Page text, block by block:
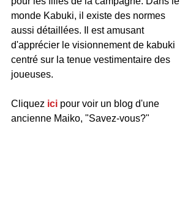
monde Kabuki, il existe des normes
aussi détaillées. Il est amusant
d'apprécier le visionnement de kabuki
centré sur la tenue vestimentaire des
joueuses.
Cliquez ici pour voir un blog d'une
ancienne Maiko, "Savez-vous?"